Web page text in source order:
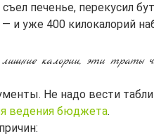
печенье, перекусил
— и уже 400 килокалорий
калории, эти траты
Не надо вести
ведения бюджета.